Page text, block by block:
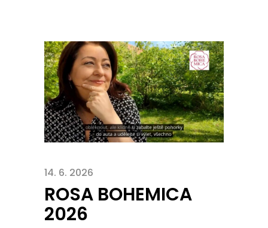
14. 6. 2026
ROSA BOHEMICA
2026